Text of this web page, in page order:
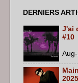
DERNIERS
J'ai
#10